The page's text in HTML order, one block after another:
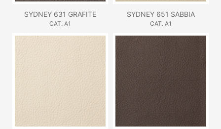
SYDNEY 631 GRAFITE
CAT. A1
SYDNEY 651 SABBIA
CAT. A1